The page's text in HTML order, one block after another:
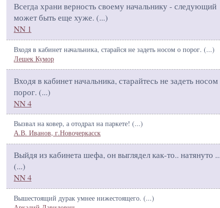
Всегда храни верность своему начальнику - следующий
может быть еще хуже. (...)
NN 1
Входя в кабинет начальника, старайся не задеть носом о порог. (...)
Лешек Кумор
Входя в кабинет начальника, старайтесь не задеть
порог. (...)
NN 4
Вызвал на ковер, а отодрал на паркете! (...)
А.В. Иванов, г.Новочеркасск
Выйдя из кабинета шефа, он выглядел как-то.. натянуто
(...)
NN 4
Вышестоящий дурак умнее нижестоящего. (...)